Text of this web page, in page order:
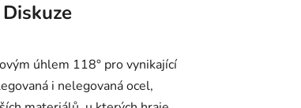
Diskuze
úhlem 118° pro vynikající
i nelegovaná ocel,